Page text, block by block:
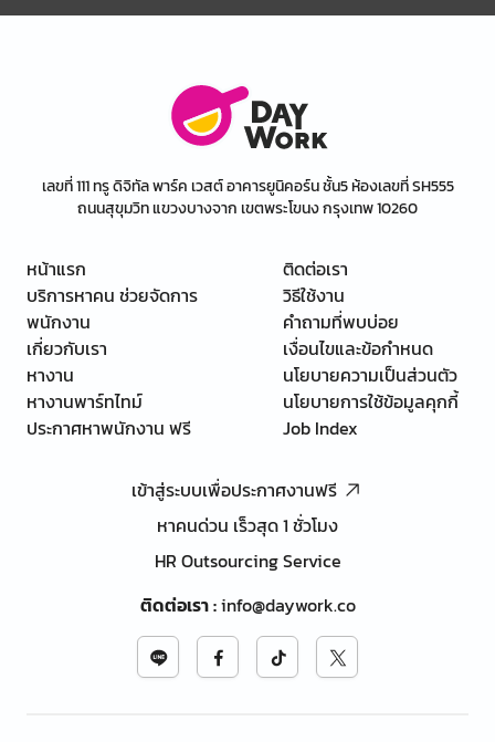
เลขที่ 111 ทรู ดิจิทัล พาร์ค เวสต์ อาคารยูนิคอร์น ชั้น5 ห้องเลขที่ SH555
ถนนสุขุมวิท แขวงบางจาก เขตพระโขนง กรุงเทพ 10260
หน้าแรก
บริการหาคน ช่วยจัดการ
พนักงาน
เกี่ยวกับเรา
หางาน
หางานพาร์ทไทม์
ประกาศหาพนักงาน ฟรี
ติดต่อเรา
วิธีใช้งาน
คำถามที่พบบ่อย
เงื่อนไขและข้อกำหนด
นโยบายความเป็นส่วนตัว
นโยบายการใช้ข้อมูลคุกกี้
Job Index
เข้าสู่ระบบเพื่อประกาศงานฟรี
หาคนด่วน เร็วสุด 1 ชั่วโมง
HR Outsourcing Service
ติดต่อเรา:info@daywork.co